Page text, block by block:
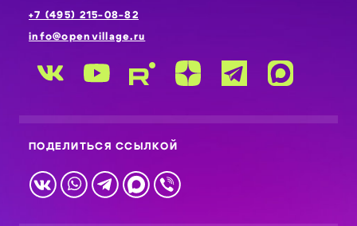
+7 (495) 215-08-82
info@openvillage.ru
ПОДЕЛИТЬСЯ ССЫЛКОЙ